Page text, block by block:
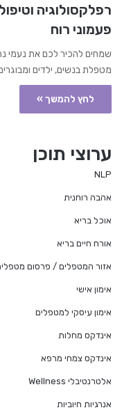
רפלקסולוגיה
פעמוני רוח
שמחים להכיר לכם את נעמי
מטפלת בנשים, ילדים
לחץ להמשך »
ערוצי תוכן
NLP
אהבה רוחנית
אוכל בריא
אורח חיים בריא
אזור המטפלים / פרסום
אימון אישי
אימון עיסקי למטפלים
אינדקס מחלות
אינדקס צמחי מרפא
אלטרנטיבלי Wellness
אנרגיות חיוביות